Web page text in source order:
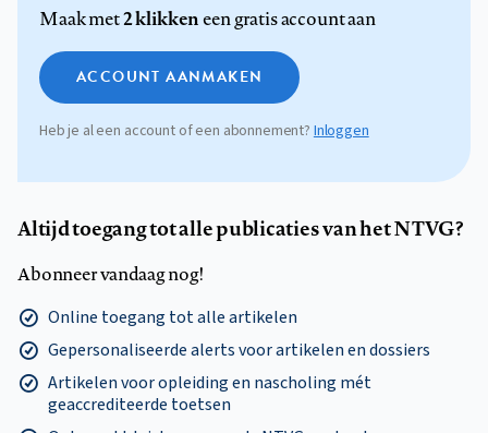
Maak met2 klikkeneen gratis account aan
ACCOUNT AANMAKEN
Heb je al een account of een abonnement?Inloggen
Altijd toegang tot alle publicaties van het NTVG?
Abonneer vandaag nog!
Online toegang tot alle artikelen
Gepersonaliseerde alerts voor artikelen en dossiers
Artikelen voor opleiding en nascholing mét
geaccrediteerde toetsen